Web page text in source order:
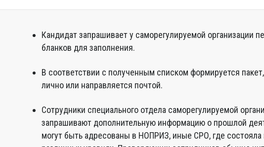
Кандидат запрашивает у саморегулируемой организации
бланков для заполнения.
В соответствии с полученным списком формируется
лично или направляется почтой.
Сотрудники специального отдела саморегулируемой
запрашивают дополнительную информацию о прошлой
могут быть адресованы в НОПРИЗ, иные СРО, где состояла